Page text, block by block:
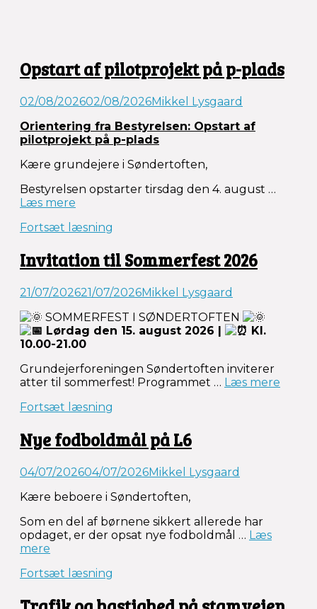
Opstart af pilotprojekt på p-plads
02/08/202602/08/2026Mikkel Lysgaard
Orientering fra Bestyrelsen: Opstart af
pilotprojekt på p-plads
Kære grundejere i Søndertoften,
Bestyrelsen opstarter tirsdag den 4. august …
Læs mere
pilotprojekt
p-
plads”
Fortsæt læsning
Invitation til Sommerfest 2026
21/07/202621/07/2026Mikkel Lysgaard
SOMMERFEST I SØNDERTOFTEN
Lørdag den 15. august 2026 |
Kl.
10.00-21.00
Grundejerforeningen Søndertoften inviterer
atter til sommerfest! Programmet … Læs mere
Fortsæt læsning
Nye fodboldmål på L6
04/07/202604/07/2026Mikkel Lysgaard
Kære beboere i Søndertoften,
Som en del af børnene sikkert allerede har
opdaget, er der opsat nye fodboldmål … Læs
mere
på
Fortsæt læsning